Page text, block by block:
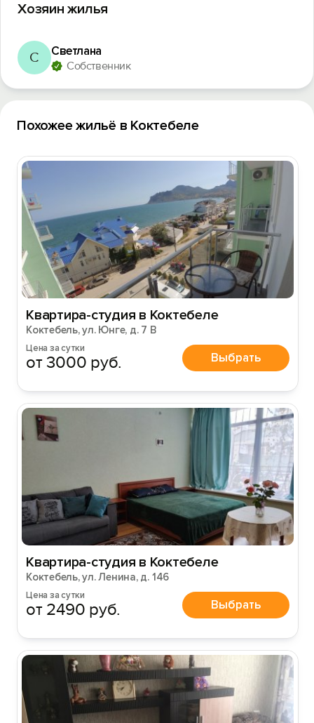
Хозяин жилья
С Светлана
Собственник
Похожее жильё в Коктебеле
Квартира-студия в Коктебеле
Коктебель, ул. Юнге, д. 7 В
Цена за сутки
от 3000 руб. Выбрать
Квартира-студия в Коктебеле
Коктебель, ул. Ленина, д. 146
Цена за сутки
от 2490 руб. Выбрать
Вход на сайт
Зарегистрироваться
Войти
Войти с помощью